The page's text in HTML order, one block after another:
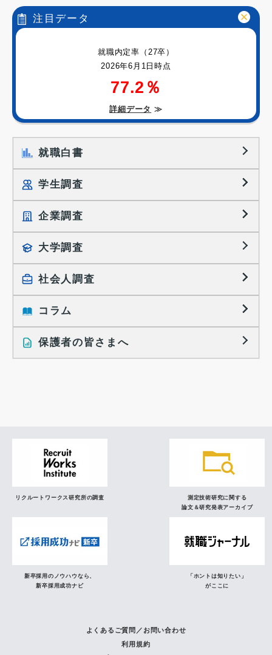
注目データ
就職内定率（27卒）
2026年6月1日時点
77.2％
詳細データ ≫
就職白書
学生調査
就職プロセス調査
就職活動TOPICS
大学生の実態調査
働きたい組織の特徴
大学生の地域間移動レポート
就職活動に関するレポート
企業調査
採用に関する調査
採用活動に関するレポート
大学調査
社会人調査
就職活動と入社後の就業
就業レディネス研究
コラム
インタビュー記事
保護者の皆さまへ
リクルートワークス研究所の調査
測定技術研究に関する
論文＆研究発表アーカイブ
新卒採用のノウハウなら、
新卒採用成功ナビ
「ホントは知りたい」
がここに
よくあるご質問／お問い合わせ
利用規約